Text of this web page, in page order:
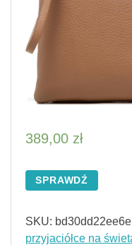
389,00 zł
SPRAWDŹ
SKU: bd30dd22ee6e
przyjaciółce na